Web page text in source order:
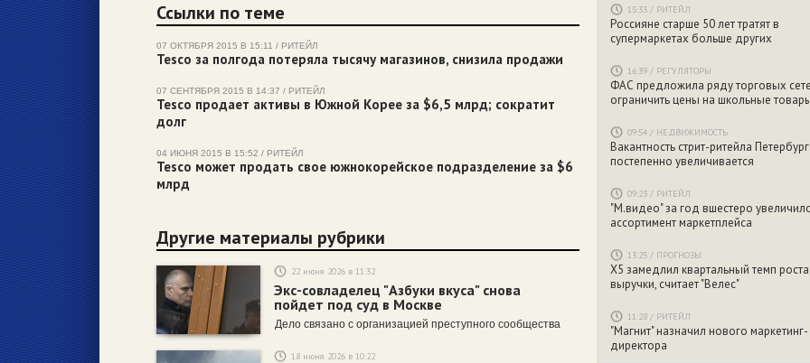
Ссылки по теме
07 ОКТЯБРЯ 2015 В 15:11 / РИТЕЙЛ
Tesco за полгода потеряла тысячу магазинов, cнизила продажи
07 СЕНТЯБРЯ 2015 В 14:37 / РИТЕЙЛ
Tesco продает активы в Южной Корее за $6,5 млрд; сократит
долг
04 ИЮНЯ 2015 В 15:52 / РИТЕЙЛ
Tesco может продать свое южнокорейское подразделение за $6
млрд
Другие материалы рубрики
22 июня 2026 в 11:32
Экс-совладелец "Азбуки вкуса" снова
пойдет под суд в Москве
Дело связано с организацией преступного сообщества
18 июня 2026 в 10:22
15:33 / РИТЕЙЛ
Россияне старше 50 лет тратят в
супермаркетах больше других
16:39 / РЕГУЛЯТОРЫ
ФАС предложила ряду торговых
ограничить цены на школьные
09:54 / НЕДВИЖИМОСТЬ
Вакантность стрит-ритейла
постепенно увеличивается
09:23 / РИТЕЙЛ
"М.видео" за год вшестеро
ассортимент маркетплейса
13:25 / ПРОГНОЗЫ
X5 замедлил квартальный темп роста
выручки, считает "Велес"
11:28 / РИТЕЙЛ
"Магнит" назначил нового маркетинг-
директора